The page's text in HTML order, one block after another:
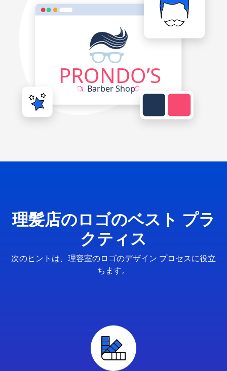
理髪店のロゴのベスト プラ
クティス
次のヒントは、理容室のロゴのデザイン プロセスに役立
ちます。